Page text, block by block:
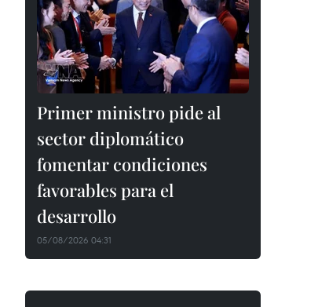
Primer ministro pide al
sector diplomático
fomentar condiciones
favorables para el
desarrollo
05/08/2026 04:31